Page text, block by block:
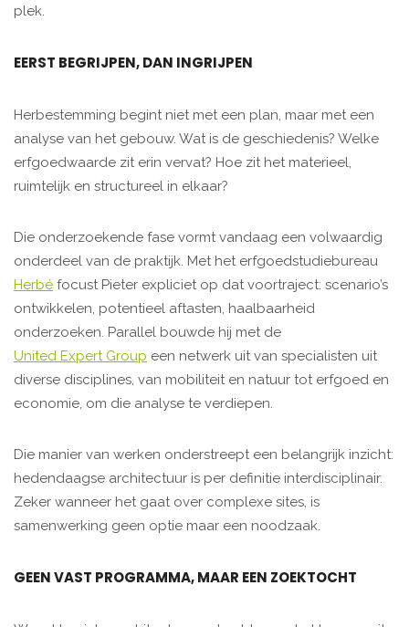
plek.
EERST BEGRIJPEN, DAN INGRIJPEN
Herbestemming begint niet met een plan, maar met een
analyse van het gebouw. Wat is de geschiedenis? Welke
erfgoedwaarde zit erin vervat? Hoe zit het materieel,
ruimtelijk en structureel in elkaar?
Die onderzoekende fase vormt vandaag een volwaardig
onderdeel van de praktijk. Met het erfgoedstudiebureau
Herbé focust Pieter expliciet op dat voortraject: scenario’s
ontwikkelen, potentieel aftasten, haalbaarheid
onderzoeken. Parallel bouwde hij met de
United Expert Group een netwerk uit van specialisten uit
diverse disciplines, van mobiliteit en natuur tot erfgoed en
economie, om die analyse te verdiepen.
Die manier van werken onderstreept een belangrijk inzicht:
hedendaagse architectuur is per definitie interdisciplinair.
Zeker wanneer het gaat over complexe sites, is
samenwerking geen optie maar een noodzaak.
GEEN VAST PROGRAMMA, MAAR EEN ZOEKTOCHT